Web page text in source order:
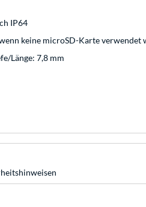
IP64
keine microSD-Karte
Länge: 7,8 mm